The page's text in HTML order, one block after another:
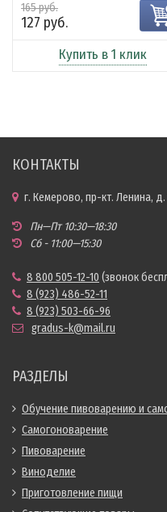
165 руб.
127 руб.
Купить в 1 клик
КОНТАКТЫ
г. Кемерово, пр-кт. Ленина, д.
Пн—Пт 10:30—18:30
Сб - 11:00—15:30
8 800 505-12-10 (звонок
8 (923) 486-52-11
8 (923) 503-66-96
gradus-k@mail.ru
РАЗДЕЛЫ
Обучение пивоварению и
Самогоноварение
Пивоварение
Виноделие
Приготовление пищи